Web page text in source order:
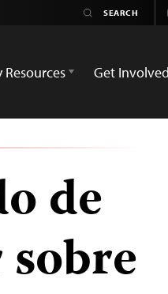
Resources Get Involved
de